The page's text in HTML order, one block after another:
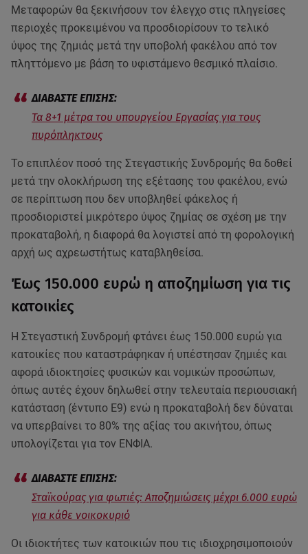
Μεταφορών θα ξεκινήσουν τον έλεγχο στις πληγείσες
περιοχές προκειμένου να προσδιορίσουν το τελικό
ύψος της ζημιάς μετά την υποβολή φακέλου από τον
πληττόμενο με βάση το υφιστάμενο θεσμικό πλαίσιο.
Τα 8+1 μέτρα του υπουργείου Εργασίας για τους
πυρόπληκτους
Το επιπλέον ποσό της Στεγαστικής Συνδρομής θα δοθεί
μετά την ολοκλήρωση της εξέτασης του φακέλου, ενώ
σε περίπτωση που δεν υποβληθεί φάκελος ή
προσδιοριστεί μικρότερο ύψος ζημίας σε σχέση με την
προκαταβολή, η διαφορά θα λογιστεί από τη φορολογική
αρχή ως αχρεωστήτως καταβληθείσα.
Έως 150.000 ευρώ η αποζημίωση για τις
κατοικίες
Η Στεγαστική Συνδρομή φτάνει έως 150.000 ευρώ για
κατοικίες που καταστράφηκαν ή υπέστησαν ζημιές και
αφορά ιδιοκτησίες φυσικών και νομικών προσώπων,
όπως αυτές έχουν δηλωθεί στην τελευταία περιουσιακή
κατάσταση (έντυπο Ε9) ενώ η προκαταβολή δεν δύναται
να υπερβαίνει το 80% της αξίας του ακινήτου, όπως
υπολογίζεται για τον ΕΝΦΙΑ.
Σταϊκούρας για φωτιές: Αποζημιώσεις μέχρι 6.000 ευρώ
για κάθε νοικοκυριό
Οι ιδιοκτήτες των κατοικιών που τις ιδιοχρησιμοποιούν